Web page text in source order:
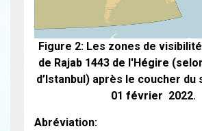
Figure 2: Les zones de
de Rajab 1443 de l'Hégire
d’Istanbul) après le coucher du
01 février 2022.
Abréviation: